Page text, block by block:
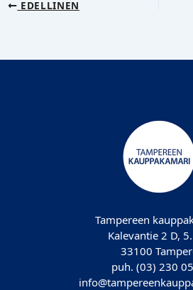
EDELLINEN
Tampereen
Kalevantie 2 D,
33100
puh. (03) 230